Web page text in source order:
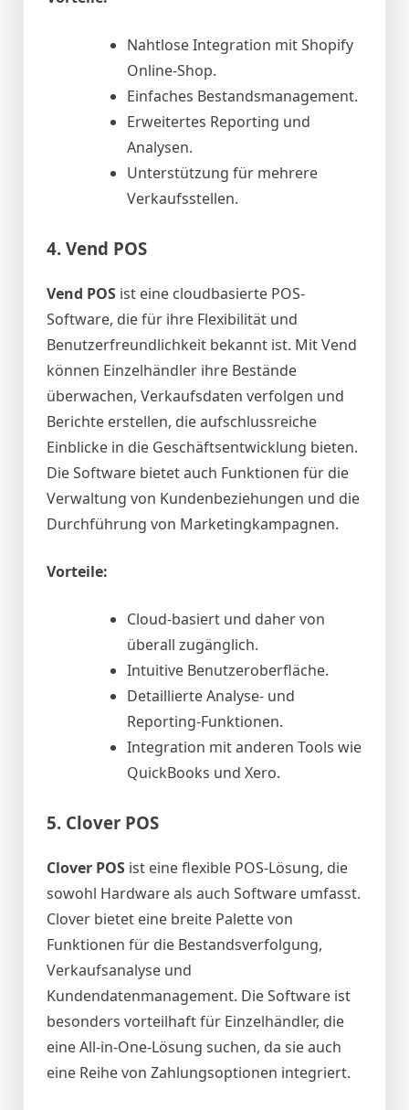
Nahtlose Integration mit Shopify
Online-Shop.
Einfaches Bestandsmanagement.
Erweitertes Reporting und
Analysen.
Unterstützung für mehrere
Verkaufsstellen.
4. Vend POS
Vend POS ist eine cloudbasierte POS-
Software, die für ihre Flexibilität und
Benutzerfreundlichkeit bekannt ist. Mit Vend
können Einzelhändler ihre Bestände
überwachen, Verkaufsdaten verfolgen und
Berichte erstellen, die aufschlussreiche
Einblicke in die Geschäftsentwicklung bieten.
Die Software bietet auch Funktionen für die
Verwaltung von Kundenbeziehungen und die
Durchführung von Marketingkampagnen.
Vorteile:
Cloud-basiert und daher von
überall zugänglich.
Intuitive Benutzeroberfläche.
Detaillierte Analyse- und
Reporting-Funktionen.
Integration mit anderen Tools wie
QuickBooks und Xero.
5. Clover POS
Clover POS ist eine flexible POS-Lösung, die
sowohl Hardware als auch Software umfasst.
Clover bietet eine breite Palette von
Funktionen für die Bestandsverfolgung,
Verkaufsanalyse und
Kundendatenmanagement. Die Software ist
besonders vorteilhaft für Einzelhändler, die
eine All-in-One-Lösung suchen, da sie auch
eine Reihe von Zahlungsoptionen integriert.